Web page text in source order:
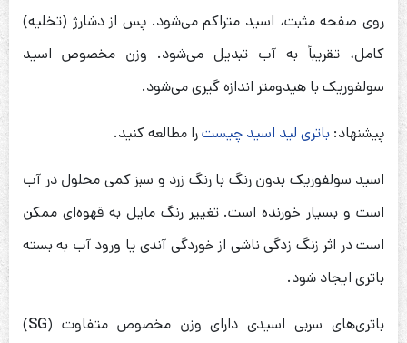
روی صفحه مثبت، اسید متراکم می‌شود. پس از دشارژ (تخلیه)
کامل، تقریباً به آب تبدیل می‌شود. وزن مخصوص اسید
سولفوریک با هیدومتر اندازه گیری می‌شود.
پیشنهاد: باتری لید اسید چیسترا مطالعه کنید.
اسید سولفوریک بدون رنگ با رنگ زرد و سبز کمی محلول در آب
است و بسیار خورنده است. تغییر رنگ مایل به قهوه‌‎ای ممکن
است در اثر زنگ زدگی ناشی از خوردگی آندی یا ورود آب به بسته
باتری ایجاد شود.
باتری‌های سربی اسیدی دارای وزن مخصوص متفاوت (SG
)